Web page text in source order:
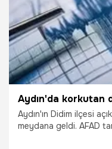
Aydın'ın Didim ilçesi
meydana geldi. AFAD